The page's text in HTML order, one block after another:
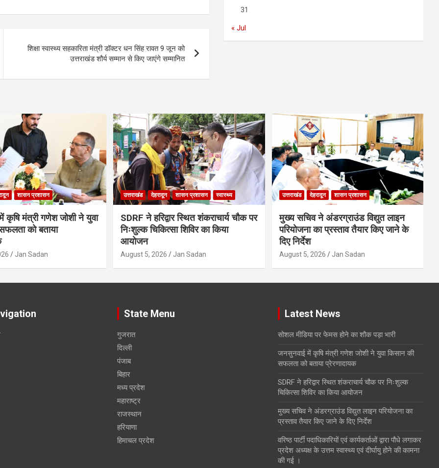
शिक्षा स्वास्थ्य सहकारिता मंत्री डॉक्टर धन सिंह रावत 9 जून को
उत्तराखंड शौर्य सम्मान से किए जाएंगे सम्मानित
31
« Jul
शासन प्रशासन
कृषि मंत्री गणेश जोशी ने युवा
को बताया
Jan Sadan
उत्तराखंड देहरादून शासन प्रशासन स्वास्थ्य
SDRF ने हरिद्वार स्थित शंकराचार्य चौक पर
निःशुल्क चिकित्सा शिविर का किया
आयोजन
August 5, 2026 Jan Sadan
उत्तराखंड देहरादून शासन प्रशासन
मुख्य सचिव ने अंडरग्राउंड विद्युत लाइन
परियोजना का प्रस्ताव तैयार किए जाने के
दिए निर्देश
August 5, 2026 Jan Sadan
State Menu
गुजरात
दिल्ली
पंजाब
बिहार
मध्य प्रदेश
महाराष्ट्र
राजस्थान
हरियाणा
हिमाचल प्रदेश
Latest News
सोशल मीडिया पर फेमस होने का शौक पड़ा भारी
जनसुनवाई में कृषि मंत्री गणेश जोशी ने युवा किसान की
सफलता को बताया प्रेरणादायक
SDRF ने हरिद्वार स्थित शंकराचार्य चौक पर निःशुल्क
चिकित्सा शिविर का किया आयोजन
मुख्य सचिव ने अंडरग्राउंड विद्युत लाइन परियोजना का
प्रस्ताव तैयार किए जाने के दिए निर्देश
वरिष्ठ पार्टी पदाधिकारियों एवं कार्यकर्ताओं द्वारा पौधे लगाकर
प्रदेश अध्यक्ष के उत्तम स्वास्थ्य एवं दीर्घायु होने की कामना
की गई ।